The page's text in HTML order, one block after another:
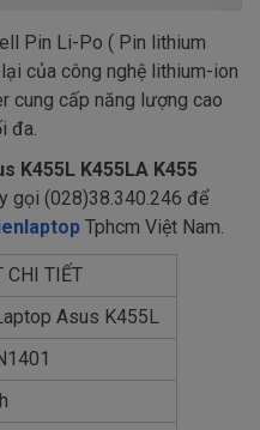
Pin Li-Po ( Pin lithium
của công nghệ lithium-ion
cung cấp năng lượng cao
đa.
K455L K455LA K455
gọi (028)38.340.246 để
Tphcm Việt Nam.
CHI TIẾT
Asus K455L